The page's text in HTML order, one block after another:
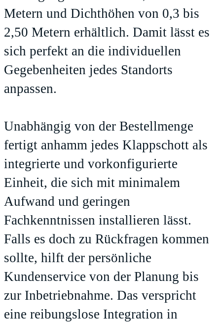
Metern und Dichthöhen von 0,3 bis
2,50 Metern erhältlich. Damit lässt es
sich perfekt an die individuellen
Gegebenheiten jedes Standorts
anpassen.
Unabhängig von der Bestellmenge
fertigt anhamm jedes Klappschott als
integrierte und vorkonfigurierte
Einheit, die sich mit minimalem
Aufwand und geringen
Fachkenntnissen installieren lässt.
Falls es doch zu Rückfragen kommen
sollte, hilft der persönliche
Kundenservice von der Planung bis
zur Inbetriebnahme. Das verspricht
eine reibungslose Integration in